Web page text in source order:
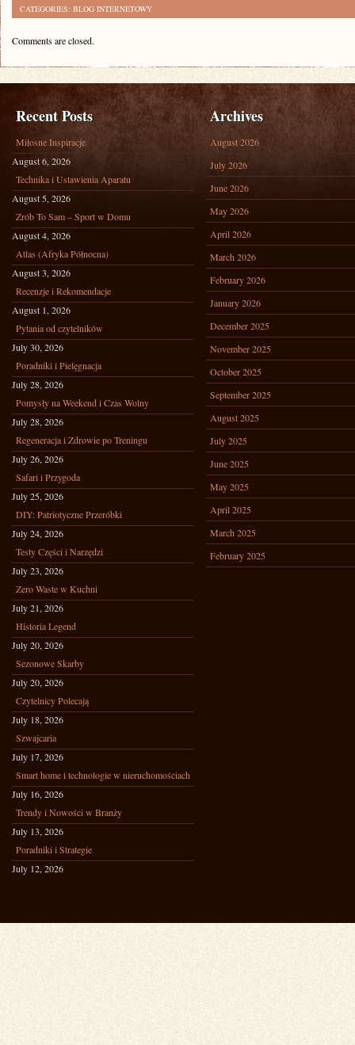
CATEGORIES: BLOG INTERNETOWY
Comments are closed.
Recent Posts
Miłosne Inspiracje
August 6, 2026
Technika i Ustawienia Aparatu
August 5, 2026
Zrób To Sam – Sport w Domu
August 4, 2026
Atlas (Afryka Północna)
August 3, 2026
Recenzje i Rekomendacje
August 1, 2026
Pytania od czytelników
July 30, 2026
Poradniki i Pielęgnacja
July 28, 2026
Pomysły na Weekend i Czas Wolny
July 28, 2026
Regeneracja i Zdrowie po Treningu
July 26, 2026
Safari i Przygoda
July 25, 2026
DIY: Patriotyczne Przeróbki
July 24, 2026
Testy Części i Narzędzi
July 23, 2026
Zero Waste w Kuchni
July 21, 2026
Historia Legend
July 20, 2026
Sezonowe Skarby
July 20, 2026
Czytelnicy Polecają
July 18, 2026
Szwajcaria
July 17, 2026
Smart home i technologie w nieruchomościach
July 16, 2026
Trendy i Nowości w Branży
July 13, 2026
Poradniki i Strategie
July 12, 2026
Archives
August 2026
July 2026
June 2026
May 2026
April 2026
March 2026
February 2026
January 2026
December 2025
November 2025
October 2025
September 2025
August 2025
July 2025
June 2025
May 2025
April 2025
March 2025
February 2025